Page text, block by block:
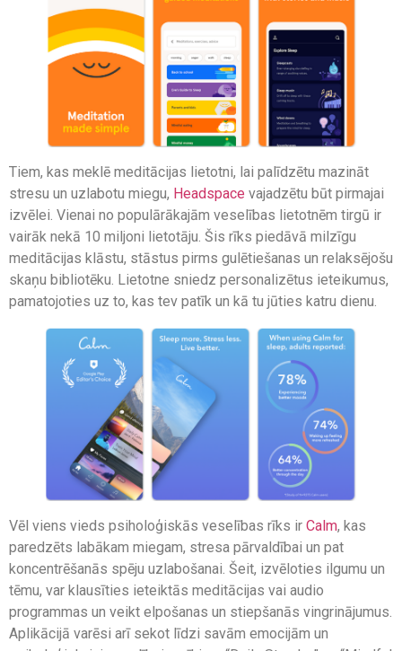
Tiem, kas meklē meditācijas lietotni, lai palīdzētu mazināt
stresu un uzlabotu miegu, Headspace vajadzētu būt pirmajai
izvēlei. Vienai no populārākajām veselības lietotnēm tirgū ir
vairāk nekā 10 miljoni lietotāju. Šis rīks piedāvā milzīgu
meditācijas klāstu, stāstus pirms gulētiešanas un relaksējošu
skaņu bibliotēku. Lietotne sniedz personalizētus ieteikumus,
pamatojoties uz to, kas tev patīk un kā tu jūties katru dienu.
Vēl viens vieds psiholoģiskās veselības rīks ir Calm, kas
paredzēts labākam miegam, stresa pārvaldībai un pat
koncentrēšanās spēju uzlabošanai. Šeit, izvēloties ilgumu un
tēmu, var klausīties ieteiktās meditācijas vai audio
programmas un veikt elpošanas un stiepšanās vingrinājumus.
Aplikācijā varēsi arī sekot līdzi savām emocijām un